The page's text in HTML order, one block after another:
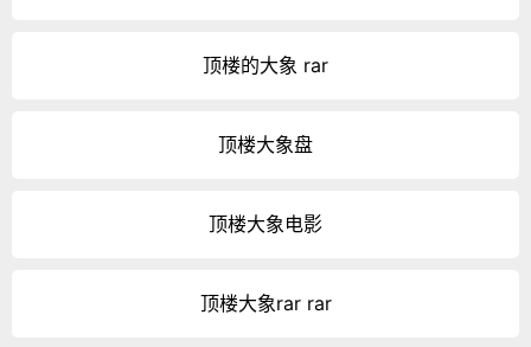
顶楼的大象 rar
顶楼大象盘
顶楼大象电影
顶楼大象rar rar